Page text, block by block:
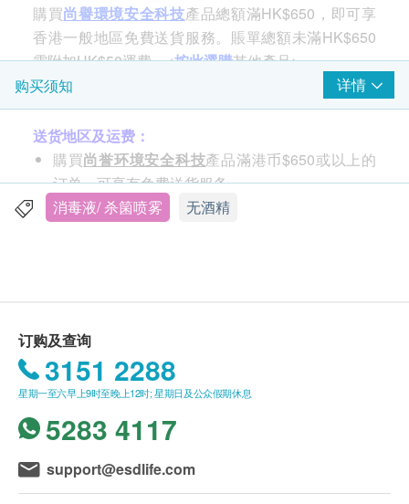
購買尚譽環境安全科技產品總額滿HK$650，即可享
香港一般地區免費送貨服務。賬單總額未滿HK$650
需附加HK$50運費。<按此選購其他產品>
主要成份
Eucalyptus leaves Extraction，Chitosan，去离子
水。
产品特点
弧菌、弯曲杆菌、退伍军人菌、绿脓杆菌。
天然安全，抗菌性高，效用长达6个月。
使用对象
喷涂手部，随身物品及。经常接触物件，如门柄、
升降机按钮、玩具等。
购买须知 详情
送货地区及运费：
購買尚誉环境安全科技產品滿港币$650或以上的
订单，可享有免费送货服务。
港币$650以下的订单，将收取$50 运费。
马湾：$300
愉景湾：$500
离岛，汽车不能直达或没有升降机设备之地点
请先联络尚誉环境安全科技查询 (电话:3702-
3360)。
送货条款:
消毒液/ 杀箘喷雾 无酒精
订购及查询
3151 2288
星期一至六早上9时至晚上12时; 星期日及公众假期休息
5283 4117
support@esdlife.com